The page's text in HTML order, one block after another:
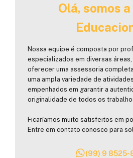
Olá, somos
Nossa equipe é composta por
especializados em diversas
oferecer uma assessoria
uma ampla variedade de
empenhados em garantir a
originalidade de todos os
Ficaríamos muito satisfeitos em
Entre em contato conosco para
(99) 9 8525-